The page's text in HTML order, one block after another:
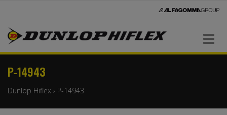
Navigaatio
P-14943
Dunlop Hiflex › P-14943